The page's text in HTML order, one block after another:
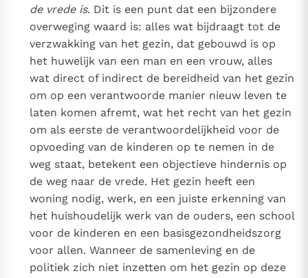
de vrede is. Dit is een punt dat een bijzondere
overweging waard is: alles wat bijdraagt tot de
verzwakking van het gezin, dat gebouwd is op
het huwelijk van een man en een vrouw, alles
wat direct of indirect de bereidheid van het gezin
om op een verantwoorde manier nieuw leven te
laten komen afremt, wat het recht van het gezin
om als eerste de verantwoordelijkheid voor de
opvoeding van de kinderen op te nemen in de
weg staat, betekent een objectieve hindernis op
de weg naar de vrede. Het gezin heeft een
woning nodig, werk, en een juiste erkenning van
het huishoudelijk werk van de ouders, een school
voor de kinderen en een basisgezondheidszorg
voor allen. Wanneer de samenleving en de
politiek zich niet inzetten om het gezin op deze